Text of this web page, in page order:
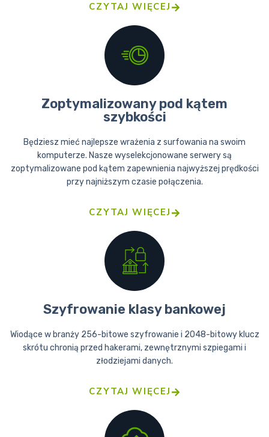
CZYTAJ WIĘCEJ
Zoptymalizowany pod kątem
szybkości
Będziesz mieć najlepsze wrażenia z surfowania na swoim
komputerze. Nasze wyselekcjonowane serwery są
zoptymalizowane pod kątem zapewnienia najwyższej prędkości
przy najniższym czasie połączenia.
CZYTAJ WIĘCEJ
Szyfrowanie klasy bankowej
Wiodące w branży 256-bitowe szyfrowanie i 2048-bitowy klucz
skrótu chronią przed hakerami, zewnętrznymi szpiegami i
złodziejami danych.
CZYTAJ WIĘCEJ